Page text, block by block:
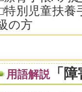
特別児童扶養
の方
用語解説「障